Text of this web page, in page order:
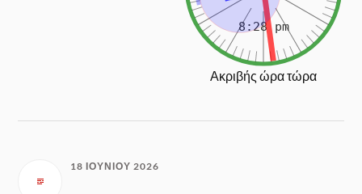
Ακριβής ώρα τώρα
18 ΙΟΥΝΊΟΥ 2026